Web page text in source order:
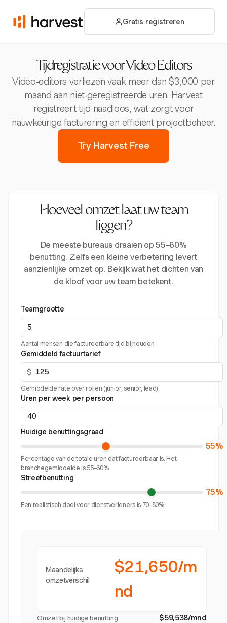
Gratis registreren
Tijdregistratie voor Video Editors
Video-editors verliezen vaak meer dan $3,000 per
maand aan niet-geregistreerde uren. Harvest
registreert tijd naadloos, wat zorgt voor
nauwkeurige facturering en efficiënt projectbeheer.
Try Harvest Free
Hoeveel omzet laat uw team
liggen?
De meeste bureaus draaien op 55–60%
benutting. Zelfs een kleine verbetering levert
aanzienlijke omzet op. Bekijk wat het dichten van
de kloof voor uw team betekent.
Teamgrootte
Aantal mensen die factureerbare tijd bijhouden
Gemiddeld factuurtarief
$
Gemiddelde rate over rollen (junior, senior, lead)
Uren per week per persoon
Huidige benuttingsgraad
55%
Percentage van de totale uren dat factureerbaar is. Het
branchegemiddelde is 55–60%.
Streefbenutting
75%
Een realistisch doel voor dienstverleners is 70–80%.
Maandelijks
omzetverschil
$21,650/m
nd
Omzet bij huidige benutting $59,538/mnd